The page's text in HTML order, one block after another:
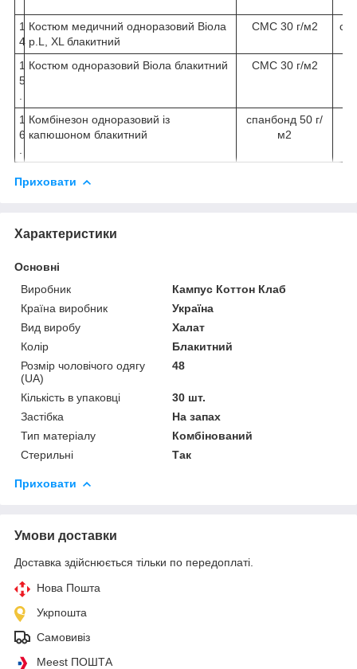
1
4
Костюм медичний одноразовий Віола
р.L, XL блакитний
СМС 30 г/м2
1
5
Костюм одноразовий Віола блакитний СМС 30 г/м2
1
6
Комбінезон одноразовий із
капюшоном блакитний
спанбонд 50 г/
м2
Приховати
Характеристики
Основні
Виробник
Кампус Коттон Клаб
Країна виробник
Україна
Вид виробу
Халат
Колір
Блакитний
Розмір чоловічого одягу
(UA)
48
Кількість в упаковці
30 шт.
Застібка
На запах
Тип матеріалу
Комбінований
Стерильні
Так
Приховати
Умови доставки
Доставка здійснюється тільки по передоплаті.
Нова Пошта
Укрпошта
Самовивіз
Meest ПОШТА